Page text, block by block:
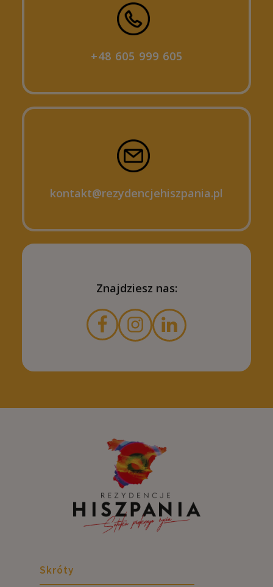
+48 605 999 605
kontakt@rezydencjehiszpania.pl
Znajdziesz nas:
Skróty